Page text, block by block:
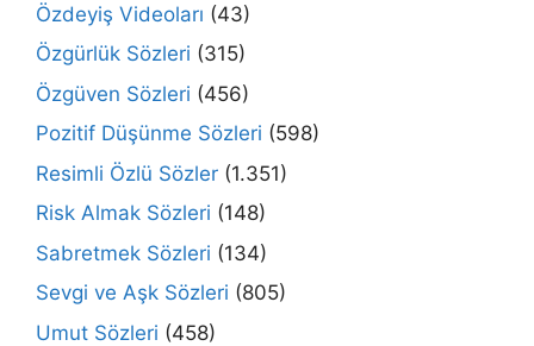
Özdeyiş Videoları (43)
Özgürlük Sözleri (315)
Özgüven Sözleri (456)
Pozitif Düşünme Sözleri (598)
Resimli Özlü Sözler (1.351)
Risk Almak Sözleri (148)
Sabretmek Sözleri (134)
Sevgi ve Aşk Sözleri (805)
Umut Sözleri (458)